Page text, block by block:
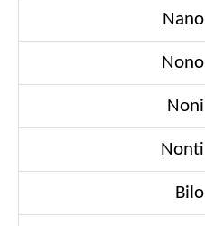
Nano
Nono
Noni
Nonti
Bilo